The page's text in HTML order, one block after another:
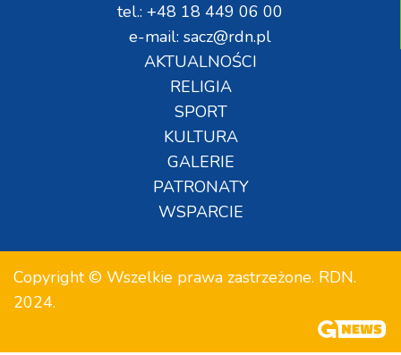
tel.: +48 18 449 06 00
e-mail: sacz@rdn.pl
AKTUALNOŚCI
RELIGIA
SPORT
KULTURA
GALERIE
PATRONATY
WSPARCIE
Copyright © Wszelkie prawa zastrzeżone. RDN.
2024.